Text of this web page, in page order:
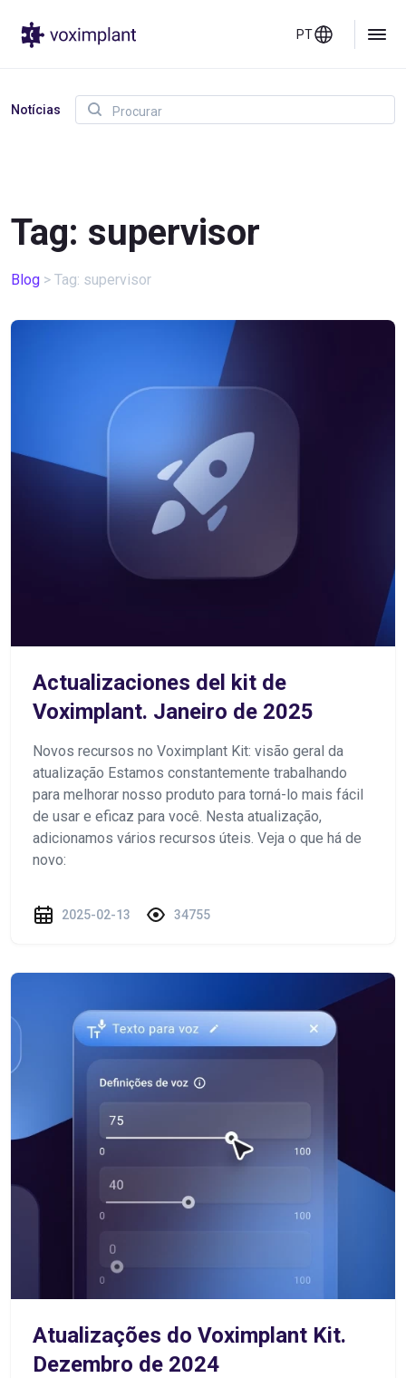
PT
Notícias
Tag: supervisor
Blog > Tag: supervisor
Actualizaciones del kit de
Voximplant. Janeiro de 2025
Novos recursos no Voximplant Kit: visão geral da
atualização Estamos constantemente trabalhando
para melhorar nosso produto para torná-lo mais fácil
de usar e eficaz para você. Nesta atualização,
adicionamos vários recursos úteis. Veja o que há de
novo:
2025-02-13 34755
Atualizações do Voximplant Kit.
Dezembro de 2024